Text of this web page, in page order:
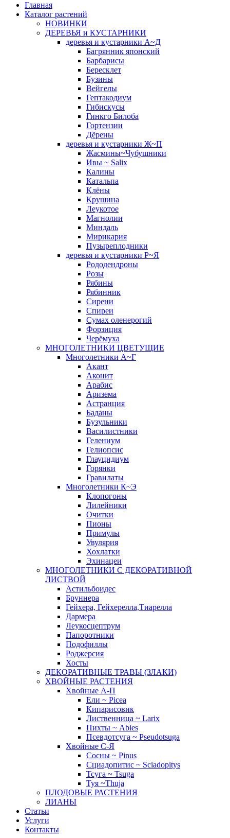
Главная
Каталог растений
НОВИНКИ
ДЕРЕВЬЯ и КУСТАРНИКИ
деревья и кустарники А~Д
Багрянник японский
Барбарисы
Бересклет
Бузины
Вейгелы
Гептакодиум
Гибискусы
Гинкго Билоба
Гортензии
Дёрены
деревья и кустарники Ж~П
Жасмины~Чубушники
Ивы ~ Salix
Калины
Катальпа
Клёны
Крушина
Леукотое
Магнолии
Миндаль
Мирикария
Пузыреплодники
деревья и кустарники Р~Я
Рододендроны
Розы
Рябины
Рябинник
Сирени
Спиреи
Сумах оленерогий
Форзиция
Черёмуха
МНОГОЛЕТНИКИ ЦВЕТУЩИЕ
Многолетники А~Г
Акант
Аконит
Арабис
Аризема
Астранция
Баданы
Бузульники
Василистники
Гелениум
Гелиопсис
Глауцидиум
Горянки
Гравилаты
Многолетники К~Э
Клопогоны
Лилейники
Очитки
Пионы
Примулы
Увулярия
Хохлатки
Эхинацеи
МНОГОЛЕТНИКИ С ДЕКОРАТИВНОЙ
ЛИСТВОЙ
Астильбоидес
Бруннера
Гейхера, Гейхерелла,Тиарелла
Дармера
Леукосцептрум
Папоротники
Подофиллы
Роджерсия
Хосты
ДЕКОРАТИВНЫЕ ТРАВЫ (ЗЛАКИ)
ХВОЙНЫЕ РАСТЕНИЯ
Хвойные А-П
Ели ~ Picea
Кипарисовик
Лиственница ~ Larix
Пихты ~ Abies
Псевдотсуга ~ Pseudotsuga
Хвойные С-Я
Сосны ~ Pinus
Сциадопитис ~ Sciadopitys
Тсуга ~ Tsuga
Туя ~Thuja
ПЛОДОВЫЕ РАСТЕНИЯ
ЛИАНЫ
Статьи
Услуги
Контакты